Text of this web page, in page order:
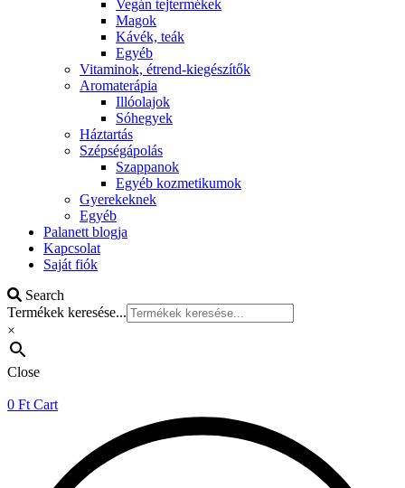
Vegán tejtermékek
Magok
Kávék, teák
Egyéb
Vitaminok, étrend-kiegészítők
Aromaterápia
Illóolajok
Sóhegyek
Háztartás
Szépségápolás
Szappanok
Egyéb kozmetikumok
Gyerekeknek
Egyéb
Palanett blogja
Kapcsolat
Saját fiók
Search
Termékek keresése...
×
Close
0 Ft Cart